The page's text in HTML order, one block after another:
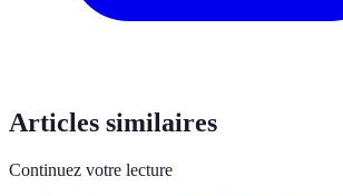
Articles similaires
Continuez votre lecture